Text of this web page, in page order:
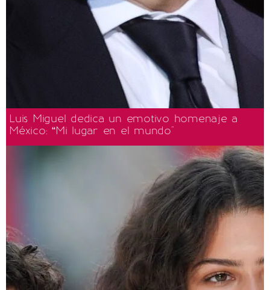
Luis Miguel dedica un emotivo homenaje a
México: “Mi lugar en el mundo"